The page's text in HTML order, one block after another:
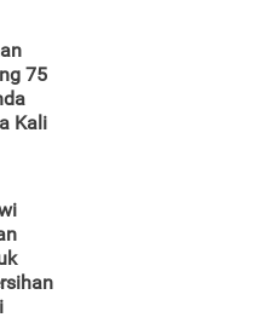
75
Kali